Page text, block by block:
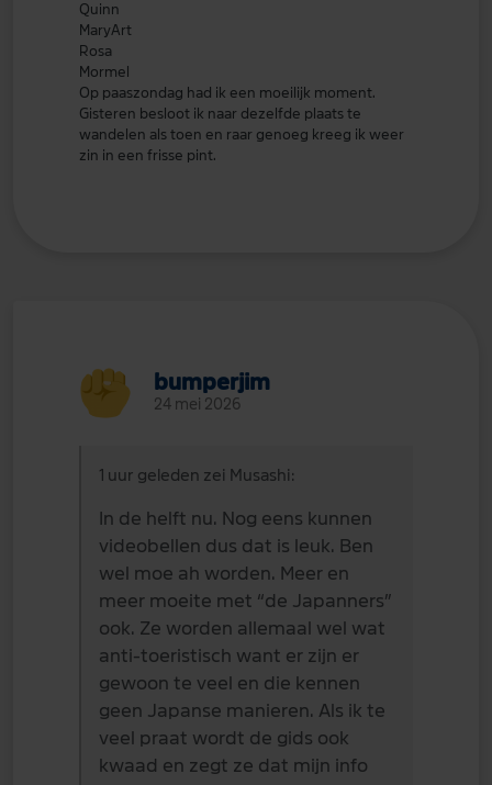
Quinn
MaryArt
Rosa
Mormel
Op paaszondag had ik een moeilijk moment.
Gisteren besloot ik naar dezelfde plaats te
wandelen als toen en raar genoeg kreeg ik weer
zin in een frisse pint.
bumperjim
24 mei 2026
1 uur geleden zei Musashi:
In de helft nu. Nog eens kunnen
videobellen dus dat is leuk. Ben
wel moe ah worden. Meer en
meer moeite met “de Japanners”
ook. Ze worden allemaal wel wat
anti-toeristisch want er zijn er
gewoon te veel en die kennen
geen Japanse manieren. Als ik te
veel praat wordt de gids ook
kwaad en zegt ze dat mijn info